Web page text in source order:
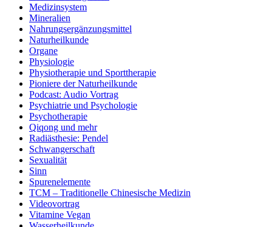
Medizinsystem
Mineralien
Nahrungsergänzungsmittel
Naturheilkunde
Organe
Physiologie
Physiotherapie und Sporttherapie
Pioniere der Naturheilkunde
Podcast: Audio Vortrag
Psychiatrie und Psychologie
Psychotherapie
Qiqong und mehr
Radiästhesie: Pendel
Schwangerschaft
Sexualität
Sinn
Spurenelemente
TCM – Traditionelle Chinesische Medizin
Videovortrag
Vitamine Vegan